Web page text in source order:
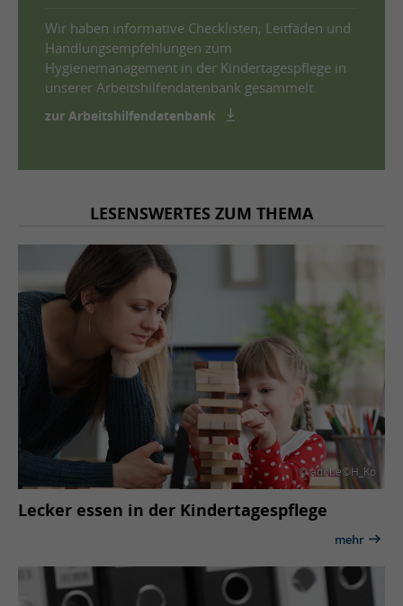
Wir haben informative Checklisten, Leitfäden und
Handlungsempfehlungen zum
Hygienemanagement in der Kindertagespflege in
unserer Arbeitshilfendatenbank gesammelt.
zur Arbeitshilfendatenbank
LESENSWERTES ZUM THEMA
© adobe©H_Ko
Lecker essen in der Kindertagespflege
mehr